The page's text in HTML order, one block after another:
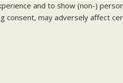
and to show (non-)
consent, may adversely affect